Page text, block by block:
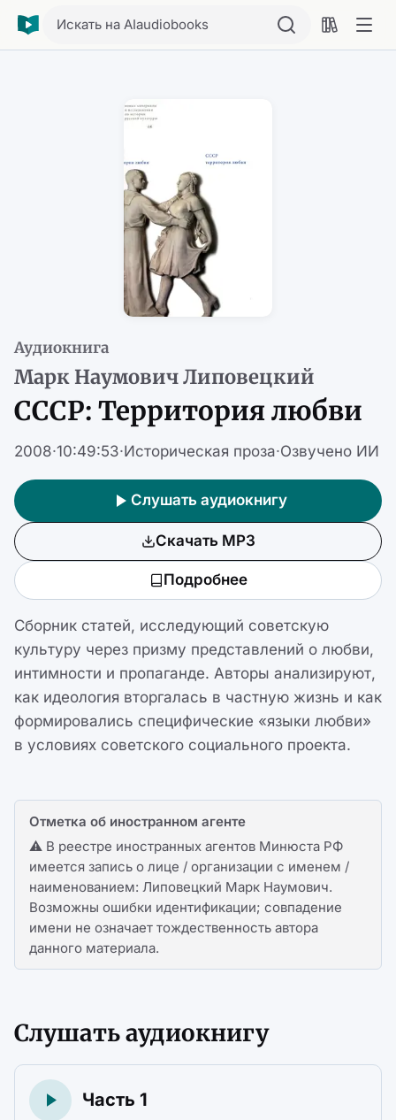
Искать на AIaudiobooks
Аудиокнига
Марк Наумович Липовецкий
СССР: Территория любви
2008·10:49:53·Историческая проза·Озвучено ИИ
Слушать аудиокнигу
Скачать MP3
Подробнее
Сборник статей, исследующий советскую
культуру через призму представлений о любви,
интимности и пропаганде. Авторы анализируют,
как идеология вторгалась в частную жизнь и как
формировались специфические «языки любви»
в условиях советского социального проекта.
Отметка об иностранном агенте
⚠️ В реестре иностранных агентов Минюста РФ
имеется запись о лице / организации с именем /
наименованием: Липовецкий Марк Наумович.
Возможны ошибки идентификации; совпадение
имени не означает тождественность автора
данного материала.
Слушать аудиокнигу
Часть 1